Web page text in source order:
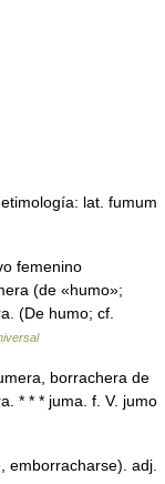
lat. fumum
femenino
(de «humo»;
(De humo; cf.
borrachera de
* * * juma. f. V. jumo
adj.